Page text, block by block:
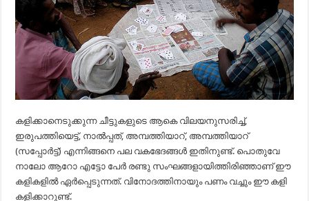
കളിക്കാനെടുക്കുന്ന ചീട്ടുകളുടെ ആകെ വിലയനുസരിച്ച്,
ഇരുപത്തിയെട്ട്, നാൽപ്പത്, അമ്പത്തിയാറ്, അമ്പത്തിയാറ്
(സപ്പോർട്ട്) എന്നിങ്ങനെ പല വകഭേദങ്ങൾ ഇതിനുണ്ട്. പൊതുവേ
നാലോ ആറോ എട്ടോ പേർ രണ്ടു സംഘങ്ങളായിത്തിരിഞ്ഞാണ് ഈ
കളികളിൽ ഏർപ്പെടുന്നത്. വിനോദത്തിനായും പണം വച്ചും ഈ കളി
കളിക്കാറുണ്ട്.